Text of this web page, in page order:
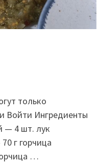
только
Войти Ингредиенты
— 4 шт. лук
г горчица
…